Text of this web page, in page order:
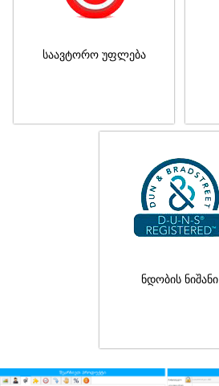
საავტორო უფლება
ნდობის ნიშანი